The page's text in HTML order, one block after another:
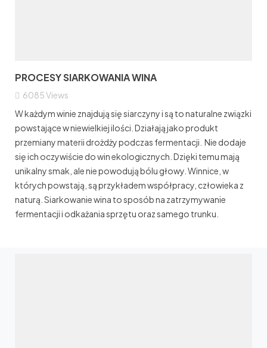
PROCESY SIARKOWANIA WINA
6085Views
W każdym winie znajdują się siarczyny i są to naturalne związki
powstające w niewielkiej ilości. Działają jako produkt
przemiany materii drożdży podczas fermentacji. Nie dodaje
się ich oczywiście do win ekologicznych. Dzięki temu mają
unikalny smak, ale nie powodują bólu głowy. Winnice, w
których powstają, są przykładem współpracy, człowieka z
naturą. Siarkowanie wina to sposób na zatrzymywanie
fermentacji i odkażania sprzętu oraz samego trunku.